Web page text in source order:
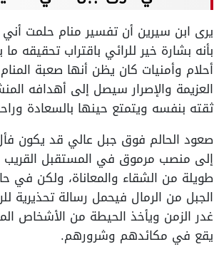
يرى ابن سيرين أن تفسير منام حلمت
بأنه بشارة خير للرائي باقتراب تحقيقه
أحلام وأمنيات كان يظن أنها صعبة
العزيمة والإصرار سيصل إلى أهدافه
ثقته بنفسه ويتمتع حينها بالسعادة
صعود الحالم فوق جبل عالي قد يكون
إلى منصب مرموق في المستقبل القريب
طويلة من الشقاء والمعاناة، ولكن في
الجبل من الرمال فيحمل رسالة تحذيرية
غدر الزمن ويأخذ الحيطة من الأشخاص
يقع في مكائدهم وشرورهم.